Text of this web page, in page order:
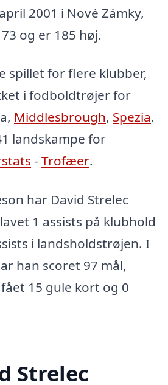
2001 i Nové Zámky,
og er 185 høj.
spillet for flere klubber,
i fodboldtrøjer for
Middlesbrough, Spezia.
landskampe for
- Trofæer.
har David Strelec
1 assists på klubhold
i landsholdstrøjen. I
han scoret 97 mål,
15 gule kort og 0
Strelec